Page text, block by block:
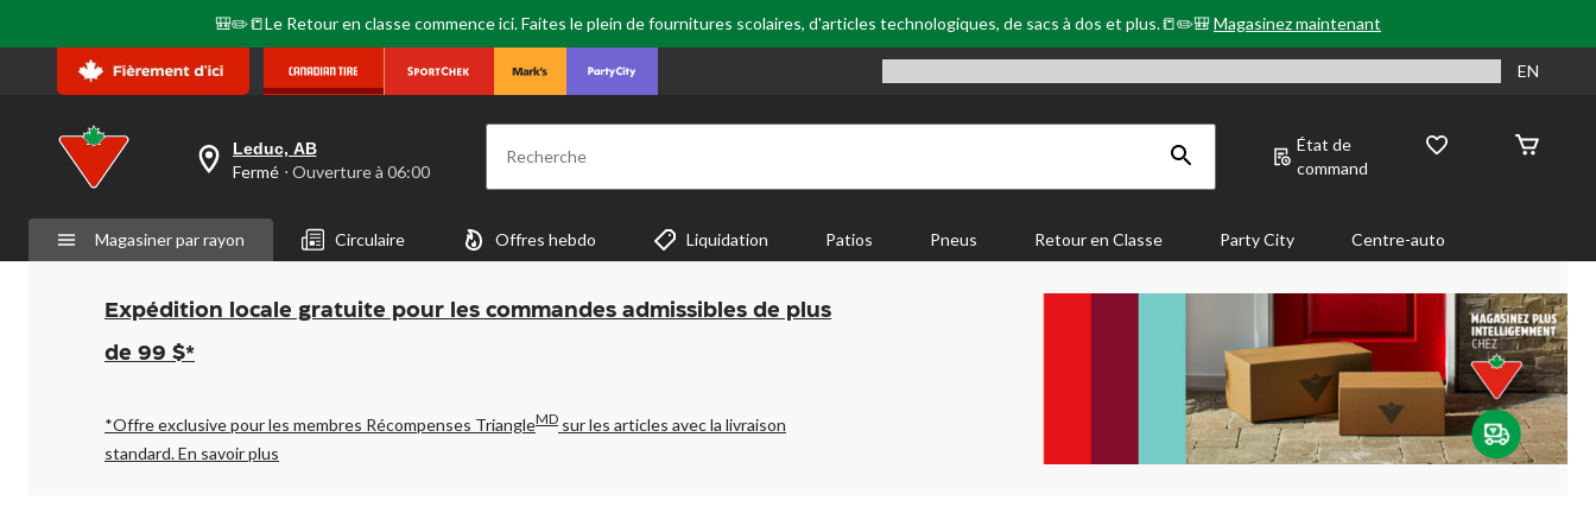
🎒✏️📒Le Retour en classe commence ici. Faites le plein de fournitures scolaires, d'articles technologiques, de sacs à dos et plus.📒✏️🎒Magasinez maintenant
EN
votre
est
Leduc,
AB,
Fermé,
Ouverture
à
pour
changer
Leduc, AB
Fermé ⋅ Ouverture à 06:00 Recherche
État de
command
Magasiner par rayon Circulaire Offres hebdo Liquidation Patios Pneus Retour en Classe Party City Centre-auto
Expédition locale gratuite pour les commandes admissibles de plus
de 99 $*
*Offre exclusive pour les membres Récompenses TriangleMD sur les articles avec la livraison
standard.En savoir plus